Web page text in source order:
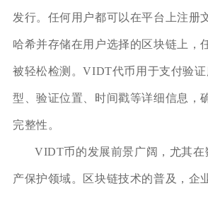
发行。任何用户都可以在平台上注册
哈希并存储在用户选择的区块链上，
被轻松检测。VIDT代币用于支付验
型、验证位置、时间戳等详细信息，
完整性。
VIDT币的发展前景广阔，尤其在
产保护领域。区块链技术的普及，企